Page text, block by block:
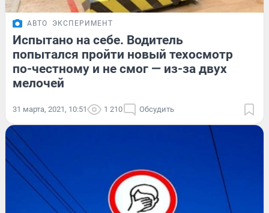
АВТО ЭКСПЕРИМЕНТ
Испытано на себе. Водитель
попытался пройти новый техосмотр
по-честному и не смог — из-за двух
мелочей
31 марта, 2021, 10:51 1 210 Обсудить